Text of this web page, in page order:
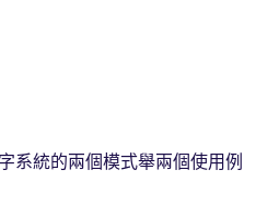
系統的兩個模式舉兩個使用例